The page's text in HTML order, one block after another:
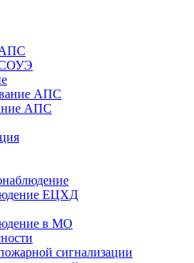
АПС
СОУЭ
АПС
АПС
ЕЦХД
в МО
сигнализации